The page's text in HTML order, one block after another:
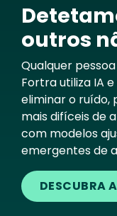
outros
Qualquer
Fortra utiliza IA
eliminar o ruído,
mais difíceis de
com modelos
emergentes de
DESCUBRA